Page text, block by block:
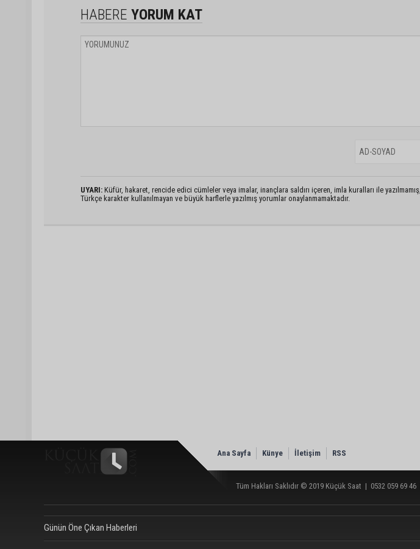
HABERE YORUM KAT
UYARI: Küfür, hakaret, rencide edici cümleler veya imalar, inançlara saldırı içeren, imla kuralları ile yazılmamış,
Türkçe karakter kullanılmayan ve büyük harflerle yazılmış yorumlar onaylanmamaktadır.
Ana Sayfa Künye İletişim RSS
Tüm Hakları Saklıdır © 2019 Küçük Saat | 0532 059 69 46
Günün Öne Çıkan Haberleri